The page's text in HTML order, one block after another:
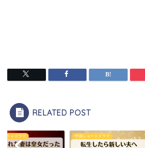
RELATED POST
中国ショートドラマ 中国ショートドラマ